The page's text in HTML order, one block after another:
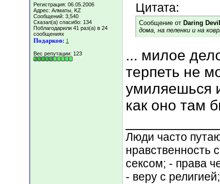
Регистрация: 06.05.2006
Адрес: Алматы, KZ
Сообщений: 3,540
Сказал(а) спасибо: 134
Поблагодарили 41 раз(а) в 24
сообщениях
Подарков: 1
Вес репутации: 123
Цитата:
Сообщение от Daring Devil
дома, на пеленки и на
... милое
терпеть не
умиляешься
как оно там
Люди часто
нравственность
сексом; - права
- веру с